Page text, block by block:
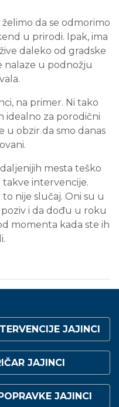
da se odmorimo
u prirodi. Ipak, ima
daleko od gradske
nalaze u podnožju
na primer. Ni tako
idealno za porodični
u obzir da smo danas
mesta teško
takve intervencije.
nije slučaj. Oni su u
i da dođu u roku
momenta kada ste ih
JAJINCI
JAJINCI
JAJINCI